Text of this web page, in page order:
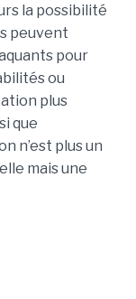
la possibilité
peuvent
pour
ou
plus
que
n’est plus un
mais une